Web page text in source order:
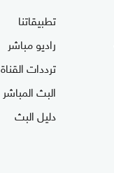
تطبيقاتنا
راديو مباشر
ترددات القناة
البث المباشر
دليل البث